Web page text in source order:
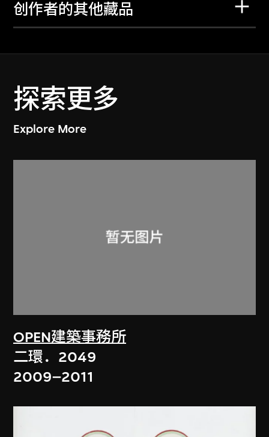
创作者的其他藏品
探索更多
Explore More
OPEN建築事務所
二環．2049
2009–2011